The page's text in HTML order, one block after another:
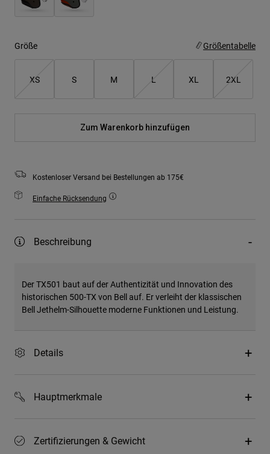
Größe Größentabelle
XS S M L XL 2XL
Zum Warenkorb hinzufügen
Kostenloser Versand bei Bestellungen ab 175€
Einfache Rücksendung
Beschreibung
Der TX501 baut auf der Authentizität und Innovation des
historischen 500-TX von Bell auf. Er verleiht der klassischen
Bell Jethelm-Silhouette moderne Funktionen und Leistung.
Details
Hauptmerkmale
Zertifizierungen & Gewicht